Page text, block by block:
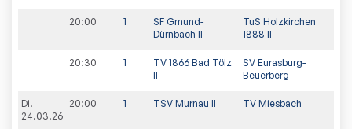
20:00 1
SF Gmund-
Dürnbach II
TuS Holzkirchen
1888 II
20:30 1
TV 1866 Bad Tölz
II
SV Eurasburg-
Beuerberg
Di.
24.03.26
20:00 1 TSV Murnau II TV Miesbach